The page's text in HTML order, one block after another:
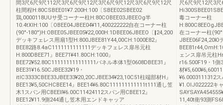
間3尺6尺9尺112尺3尺6尺9尺12尺3尺6尺9尺12尺3尺6尺9尺12尺
柱間程H:80CSBEE01¥7.200H:100〔SBEE02SBEE02
鶏,0000118UUサ受コーナー柱H:80COBEE03JBEEOg半
10.4tXlH:100〔OBEE04JBEE04¥11,400222222自在コーナー柱
(90°-180°)H:OBEE05JBEE05¥22,000H:1DBEE06JBEEO〔‖24,200
デッキフェレス用扇1型H:800JBEE81Y44,00CH:1000E82』
BEE82路8.4aC1111111111111デッキフェレス扉吊元柱
H:800DBEE71』BEE71¥41.80CH:1000』
BEE72¥52.80C111111111111111バネル本体1型0608DBEE31』
BEE31¥16.50CJBEE32¥19・
itlC3333CBEE33JBEE33¥20,20CJBEE34¥23,10C51柱端部材H』
BEE13¥5,50CHCBEE14』BEE14¥6.80C111111111111t111通し笠
木1スパン用CBEEll¥6.00C11424112スパン用CBEE12』
BEE12¥11.9側244通し笠木用エンドキャッア
尺6尺9尺12尺3
毒コーナー柱
在コーナー柱
JBEE06F24,20Ю
ェンス扉吊元柱
r16.500F19・1側
材
¥6.0003111312
¥1.OIJ022222キ
11,40t衛93測